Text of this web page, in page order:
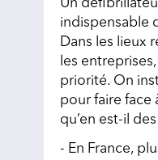
Un
indispensable
Dans les lieux
les
priorité. On
pour faire face
qu’en est-il
- En France,